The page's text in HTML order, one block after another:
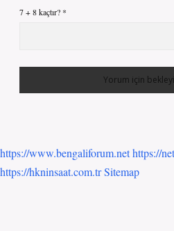
7 + 8 kaçtır? *
https://www.bengaliforum.nethttps://
https://hkninsaat.com.trSitemap